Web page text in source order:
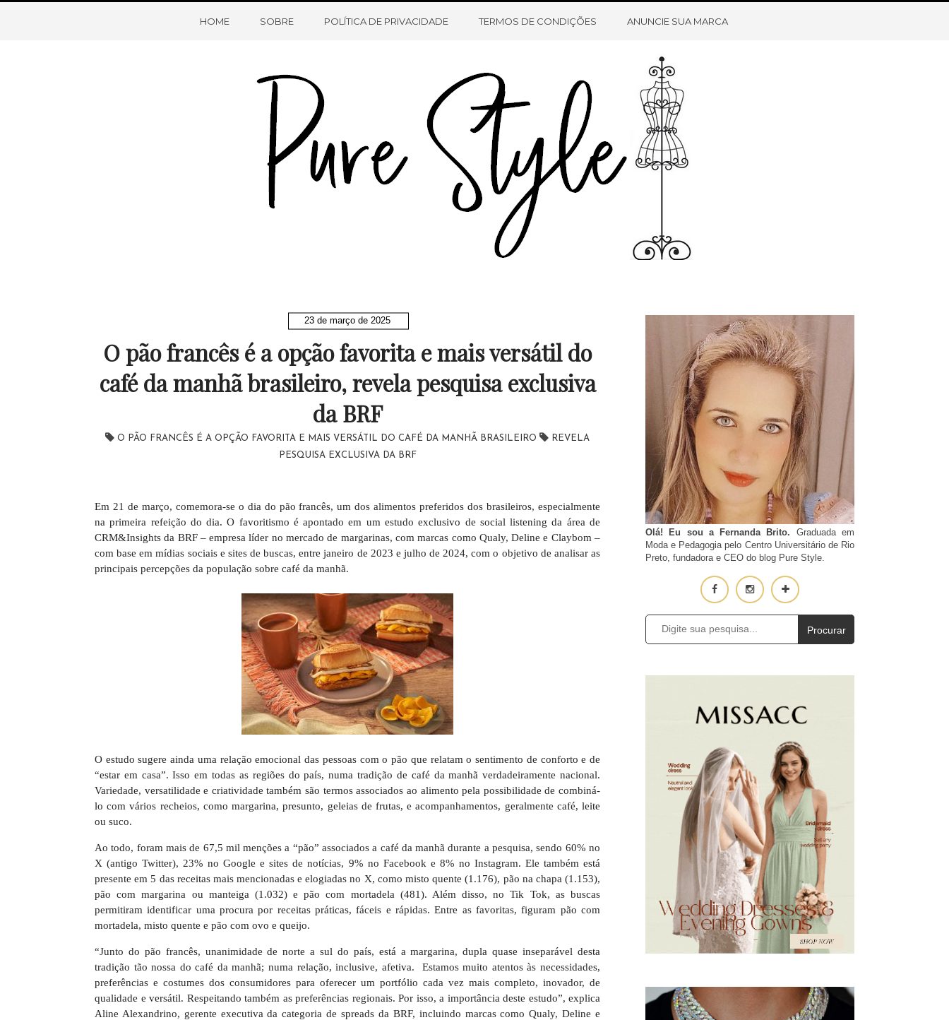
HOME SOBRE O BLOG CONTATO
HOME SOBRE POLÍTICA DE PRIVACIDADE TERMOS DE CONDIÇÕES ANUNCIE SUA MARCA
23 de março de 2025
O pão francês é a opção favorita e mais versátil do
café da manhã brasileiro, revela pesquisa exclusiva
da BRF
O PÃO FRANCÊS É A OPÇÃO FAVORITA E MAIS VERSÁTIL DO CAFÉ DA MANHÃ BRASILEIRO
REVELA
PESQUISA EXCLUSIVA DA BRF
Em 21 de março, comemora-se o dia do pão francês, um dos alimentos preferidos dos brasileiros, especialmente
na primeira refeição do dia. O favoritismo é apontado em um estudo exclusivo de social listening da área de
CRM&Insights da BRF – empresa líder no mercado de margarinas, com marcas como Qualy, Deline e Claybom –
com base em mídias sociais e sites de buscas, entre janeiro de 2023 e julho de 2024, com o objetivo de analisar as
principais percepções da população sobre café da manhã.
O estudo sugere ainda uma relação emocional das pessoas com o pão que relatam o sentimento de conforto e de
“estar em casa”. Isso em todas as regiões do país, numa tradição de café da manhã verdadeiramente nacional.
Variedade, versatilidade e criatividade também são termos associados ao alimento pela possibilidade de combiná-
lo com vários recheios, como margarina, presunto, geleias de frutas, e acompanhamentos, geralmente café, leite
ou suco.
Ao todo, foram mais de 67,5 mil menções a “pão” associados a café da manhã durante a pesquisa, sendo 60% no
X (antigo Twitter), 23% no Google e sites de notícias, 9% no Facebook e 8% no Instagram. Ele também está
presente em 5 das receitas mais mencionadas e elogiadas no X, como misto quente (1.176), pão na chapa (1.153),
pão com margarina ou manteiga (1.032) e pão com mortadela (481). Além disso, no Tik Tok, as buscas
permitiram identificar uma procura por receitas práticas, fáceis e rápidas. Entre as favoritas, figuram pão com
mortadela, misto quente e pão com ovo e queijo.
“Junto do pão francês, unanimidade de norte a sul do país, está a margarina, dupla quase inseparável desta
tradição tão nossa do café da manhã; numa relação, inclusive, afetiva. Estamos muito atentos às necessidades,
preferências e costumes dos consumidores para oferecer um portfólio cada vez mais completo, inovador, de
qualidade e versátil. Respeitando também as preferências regionais. Por isso, a importância deste estudo”, explica
Aline Alexandrino, gerente executiva da categoria de spreads da BRF, incluindo marcas como Qualy, Deline e
Olá! Eu sou a Fernanda Brito. Graduada em
Moda e Pedagogia pelo Centro Universitário de Rio
Preto, fundadora e CEO do blog Pure Style.
Procurar